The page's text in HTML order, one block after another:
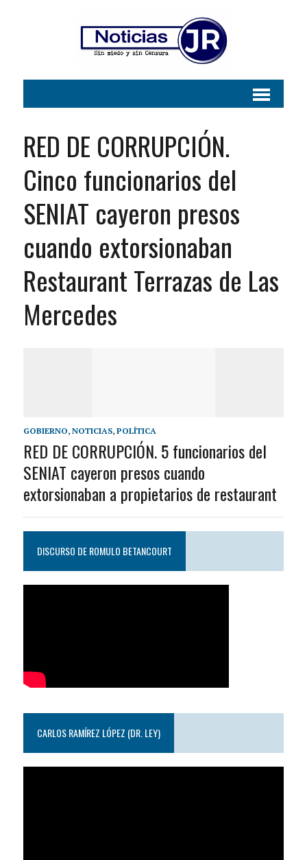
RED DE CORRUPCIÓN.
Cinco funcionarios del
SENIAT cayeron presos
cuando extorsionaban
Restaurant Terrazas de Las
Mercedes
GOBIERNO, NOTICIAS, POLÍTICA
RED DE CORRUPCIÓN. 5 funcionarios del
SENIAT cayeron presos cuando
extorsionaban a propietarios de restaurant
DISCURSO DE ROMULO BETANCOURT
CARLOS RAMÍREZ LÓPEZ (DR. LEY)